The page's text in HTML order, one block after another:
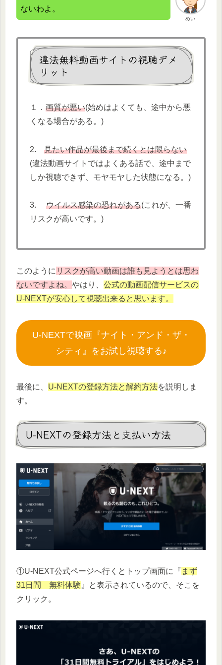
めい
ないわよ。
違法無料動画サイトの視聴デメ
リット
１． 画質が悪い(始めはよくても、途中から悪
くなる場合がある。)
2. 見たい作品が最後まで続くとは限らない
(違法動画サイトではよくある話で、途中まで
しか視聴できず、モヤモヤした状態になる。)
3. ウイルス感染の恐れがある(これが、一番
リスクが高いです。)
このように リスクが高い動画は誰も見ようとは思わ
ないですよね。 やはり、 公式の動画配信サービスの
U-NEXTが安心して視聴出来ると思います。
U-NEXTで映画『ナイト・アンド・ザ・
シティ』をお試し視聴する♪
最後に、 U-NEXTの登録方法と解約方法を説明しま
す。
U-NEXTの登録方法と支払い方法
①U-NEXT公式ページへ行くとトップ画面に『 まず
31日間 無料体験 』と表示されているので、そこを
クリック。